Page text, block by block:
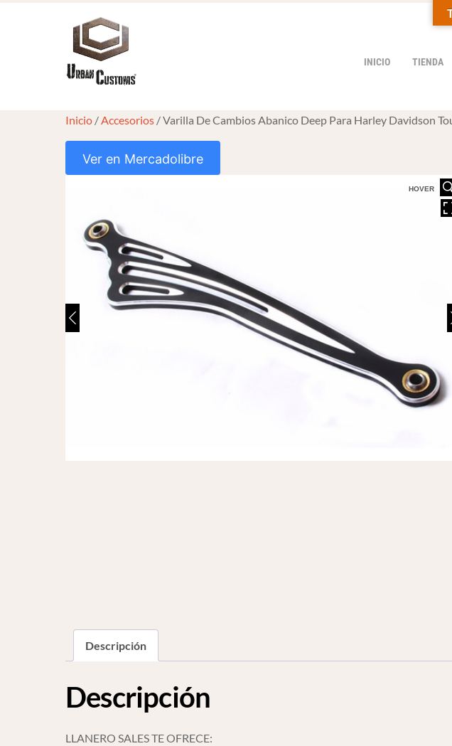
INICIO TIENDA
Inicio /Accesorios / Varilla De Cambios Abanico Deep Para Harley Davidson
Ver en Mercadolibre
HOVER
Descripción
Descripción
LLANERO SALES TE OFRECE: